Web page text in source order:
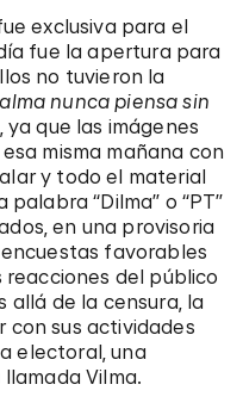
exclusiva para el
fue la apertura para
no tuvieron la
nunca piensa sin
ya que las imágenes
misma mañana con
y todo el material
“Dilma” o “PT”
en una provisoria
favorables
reacciones del público
allá de la censura, la
con sus actividades
electoral, una
Vilma.